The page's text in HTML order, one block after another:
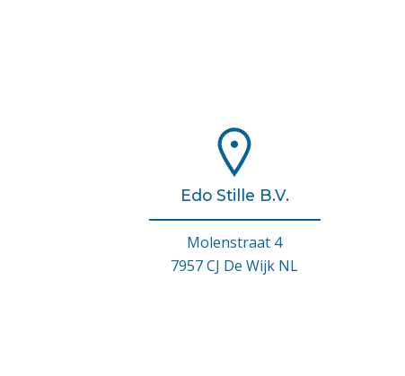
Edo Stille B.V.
Molenstraat 4
7957 CJ De Wijk NL